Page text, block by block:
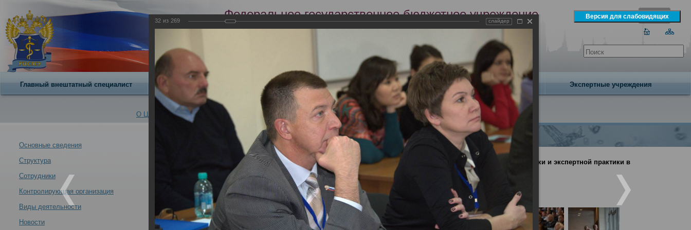
Федеральное государственное бюджетное учреждение
Российский центр судебно-медицинской экспертизы
Сегодня 7 августа 2026 года
Главный внештатный специалист О центре Научная деятельность Экспертиза Образование Издательство Экспертные учреждения
О Центре -
VII Всероссийский съезд судебных медиков "Задачи
Основные сведения
Структура
Сотрудники
Контролирующая организация
Виды деятельности
Новости
VII Всероссийский съезд судебных медиков "Задачи и пути совершенствования судебно-медицинской науки и экспертной практики в
современных условиях"
21.10.2013
Москва 21-24 октября 2013 года
32 из 269 слайдер